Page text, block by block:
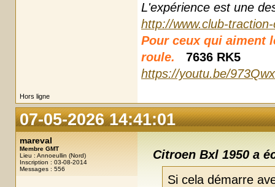
L'expérience est une
http://www.club-
Pour ceux qui aiment
roule.
7636 RK5
https://youtu.be/
Hors ligne
07-05-2026 14:41:01
mareval
Membre GMT
Lieu : Annoeullin (Nord)
Inscription : 03-08-2014
Messages : 556
Citroen Bxl 1950 a
Si cela démarre